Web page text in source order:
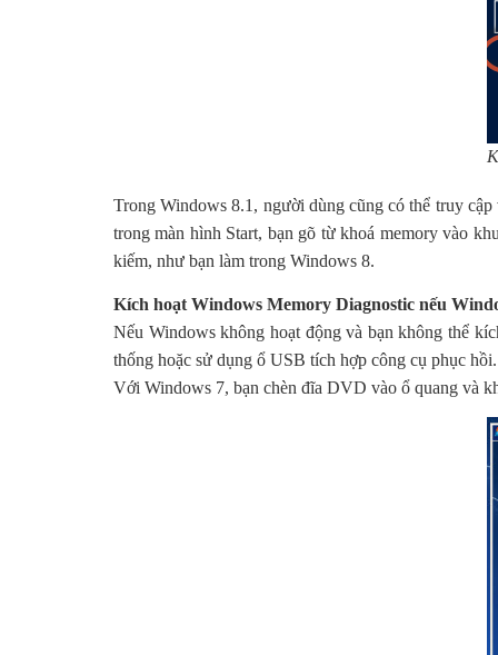
Trong Windows 8.1, người dùng cũng có thể truy
trong màn hình Start, bạn gõ từ khoá memory vào
kiếm, như bạn làm trong Windows 8.
Kích hoạt Windows Memory Diagnostic nếu
Nếu Windows không hoạt động và bạn không thể
thống hoặc sử dụng ổ USB tích hợp công cụ phục hồi.
Với Windows 7, bạn chèn đĩa DVD vào ổ quang và